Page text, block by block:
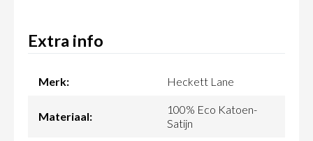
Extra info
Merk: Heckett Lane
Materiaal:
100% Eco Katoen-
Satijn